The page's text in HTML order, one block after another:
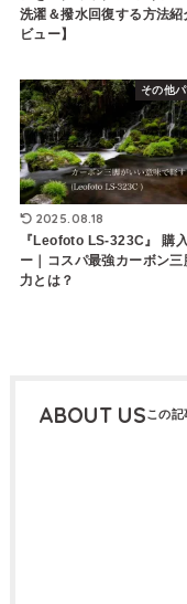
洗濯＆撥水回復する方法紹
ビュー】
その他
2025.08.18
『Leofoto LS-323C』 購
ー｜コスパ最強カーボン三
力とは？
ABOUT US